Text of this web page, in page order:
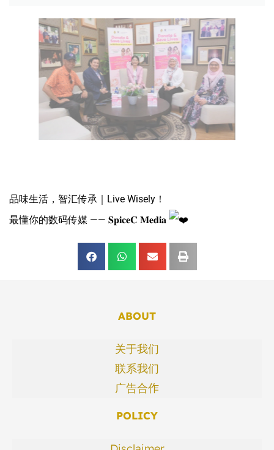
品味生活，智汇传承｜Live Wisely！
最懂你的数码传媒 —— 𝐒𝐩𝐢𝐜𝐞𝐂 𝐌𝐞𝐝𝐢𝐚
ABOUT
关于我们
联系我们
广告合作
POLICY